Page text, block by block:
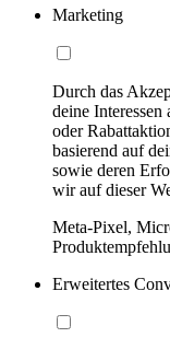
Marketing
Durch das
deine Interessen
oder
basierend auf
sowie deren
wir auf dieser
Meta-Pixel,
Erweitertes